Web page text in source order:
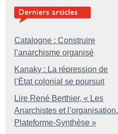
Catalogne : Construire
l’anarchisme organisé
Kanaky : La répression de
l’État colonial se poursuit
Lire René Berthier, « Les
Anarchistes et l’organisation.
Plateforme-Synthèse »